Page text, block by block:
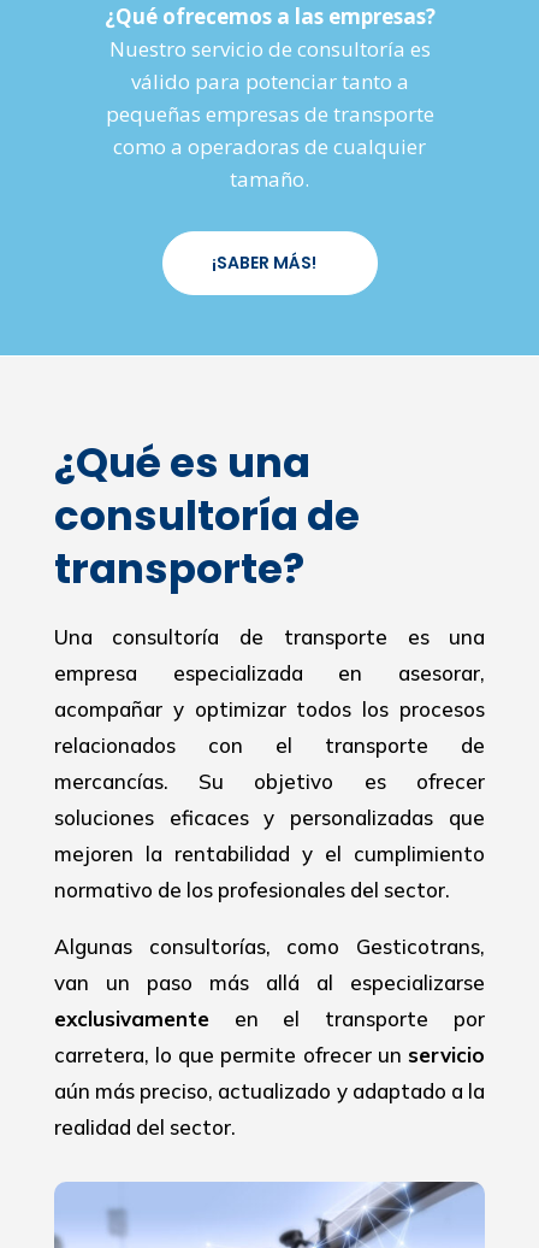
¿Qué ofrecemos a las empresas?
Nuestro servicio de consultoría es
válido para potenciar tanto a
pequeñas empresas de transporte
como a operadoras de cualquier
tamaño.
¡SABER MÁS!
¿Qué es una
consultoría de
transporte?
Una consultoría de transporte es una
empresa especializada en asesorar,
acompañar y optimizar todos los procesos
relacionados con el transporte de
mercancías. Su objetivo es ofrecer
soluciones eficaces y personalizadas que
mejoren la rentabilidad y el cumplimiento
normativo de los profesionales del sector.
Algunas consultorías, como Gesticotrans,
van un paso más allá al especializarse
exclusivamenteen el transporte por
carretera, lo que permite ofrecer unservicio
aún más preciso, actualizado y adaptado a la
realidad del sector.